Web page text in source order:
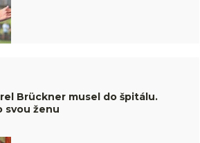
Brückner musel do špitálu.
svou ženu